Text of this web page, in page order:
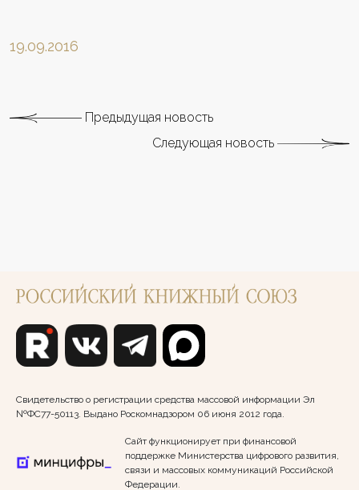
19.09.2016
Предыдущая новость
Следующая новость
Свидетельство о регистрации средства массовой информации Эл
№ФС77-50113. Выдано Роскомнадзором 06 июня 2012 года.
Сайт функционирует при финансовой
поддержке Министерства цифрового развития,
связи и массовых коммуникаций Российской
Федерации.